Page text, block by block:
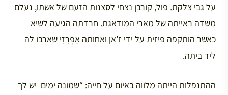
על גבי צלקת. פול, קורבן נצחי לסצנות הזעם של אשתו, נעלם
משדה ראייתה של מארי המודאגת. חרדתה הגיעה לשיא
כאשר הותקפה פיזית על ידי ז’אן ואחותה אֶפְרָזִי שארבו לה
ליד ביתה.
ההתנפלות הייתה מלווה באיום על חייה: “שמונה ימים יש לך